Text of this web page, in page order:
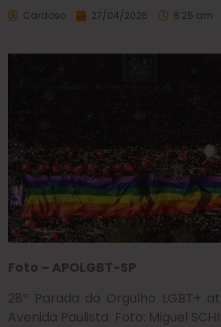
Cardoso 27/04/2026 8:25 am
Foto – APOLGBT-SP
28ª Parada do Orgulho LGBT+
Avenida Paulista Foto: Miguel